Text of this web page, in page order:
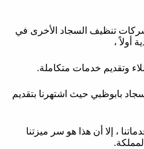
تنظيف السجاد الأخرى في
أولاً ،
وتقديم خدمات متكاملة.
بابوظبي حيث اشتهرنا بتقديم
، إلا أن هذا هو سر ميزتنا